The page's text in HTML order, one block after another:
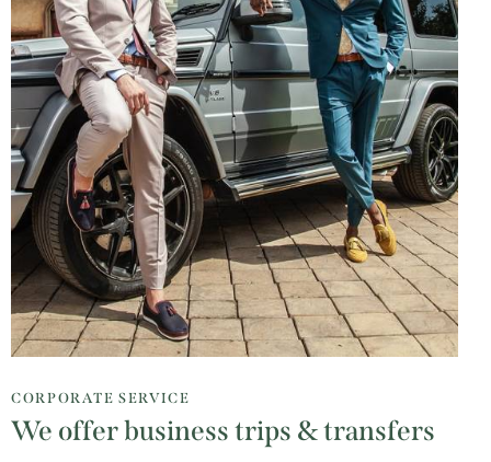
CORPORATE SERVICE
We offer business trips & transfers